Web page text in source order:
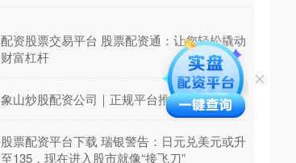
​配资股票交易平台 股票配资通：让您轻松撬动
财富杠杆
​象山炒股配资公司｜正规平台推荐
​股票配资平台下载 瑞银警告：日元兑美元或升
至135，现在进入股市就像“接飞刀”